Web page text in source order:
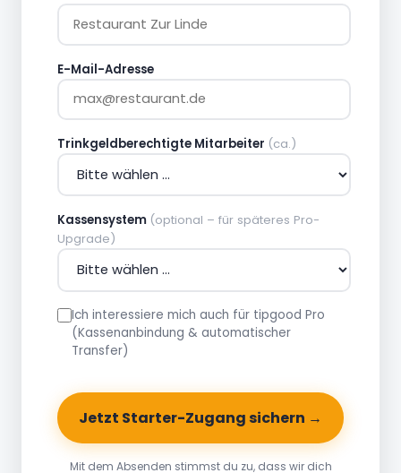
E-Mail-Adresse
Trinkgeldberechtigte Mitarbeiter (ca.)
Kassensystem (optional – für späteres Pro-
Upgrade)
Ich interessiere mich auch für tipgood Pro
(Kassenanbindung & automatischer
Transfer)
Jetzt Starter-Zugang sichern →
Mit dem Absenden stimmst du zu, dass wir dich